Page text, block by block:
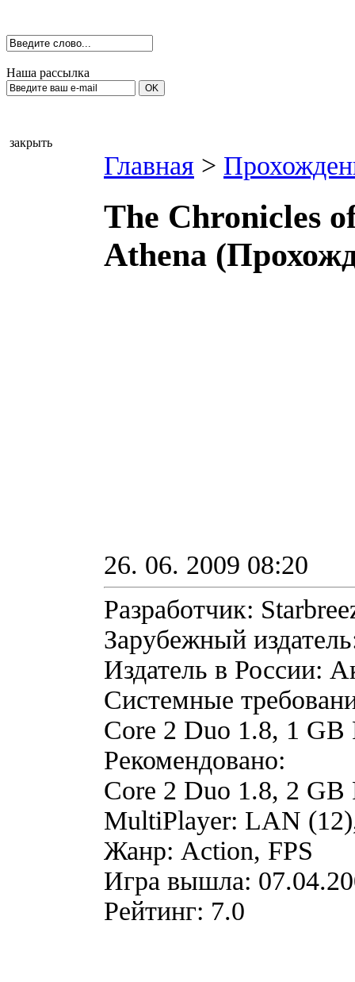
Наша рассылка
закрыть
Главная >
The Chronicles
Athena
26. 06. 2009 08:20
Разработчик:
Зарубежный
Издатель в России:
Системные
Core 2 Duo 1.8, 1
Рекомендовано:
Core 2 Duo 1.8, 2
MultiPlayer: LAN
Жанр: Action, FPS
Игра вышла:
Рейтинг: 7.0